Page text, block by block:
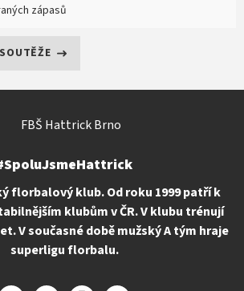
zápasů
florbalový klub. Od roku 1999 patří k
klubům v ČR. V klubu trénují
V současné době mužský A tým hraje
superligu florbalu.